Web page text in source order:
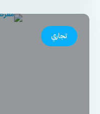
تجاري